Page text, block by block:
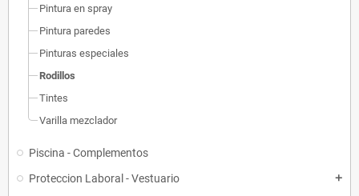
Pintura en spray
Pintura paredes
Pinturas especiales
Rodillos
Tintes
Varilla mezclador
Piscina - Complementos
Proteccion Laboral - Vestuario
add